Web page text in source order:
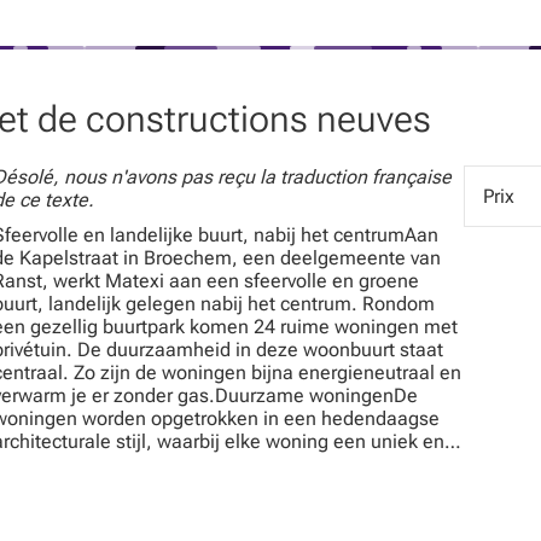
disposition pour organiser une visite ou vous
de constructions neuves
nous n'avons pas reçu la traduction française
ce texte.
en landelijke buurt, nabij het centrumAan
Kapelstraat in Broechem, een deelgemeente van
werkt Matexi aan een sfeervolle en groene
landelijk gelegen nabij het centrum. Rondom
gezellig buurtpark komen 24 ruime woningen met
De duurzaamheid in deze woonbuurt staat
Zo zijn de woningen bijna energieneutraal en
je er zonder gas.Duurzame woningenDe
worden opgetrokken in een hedendaagse
stijl, waarbij elke woning een uniek en
Prix